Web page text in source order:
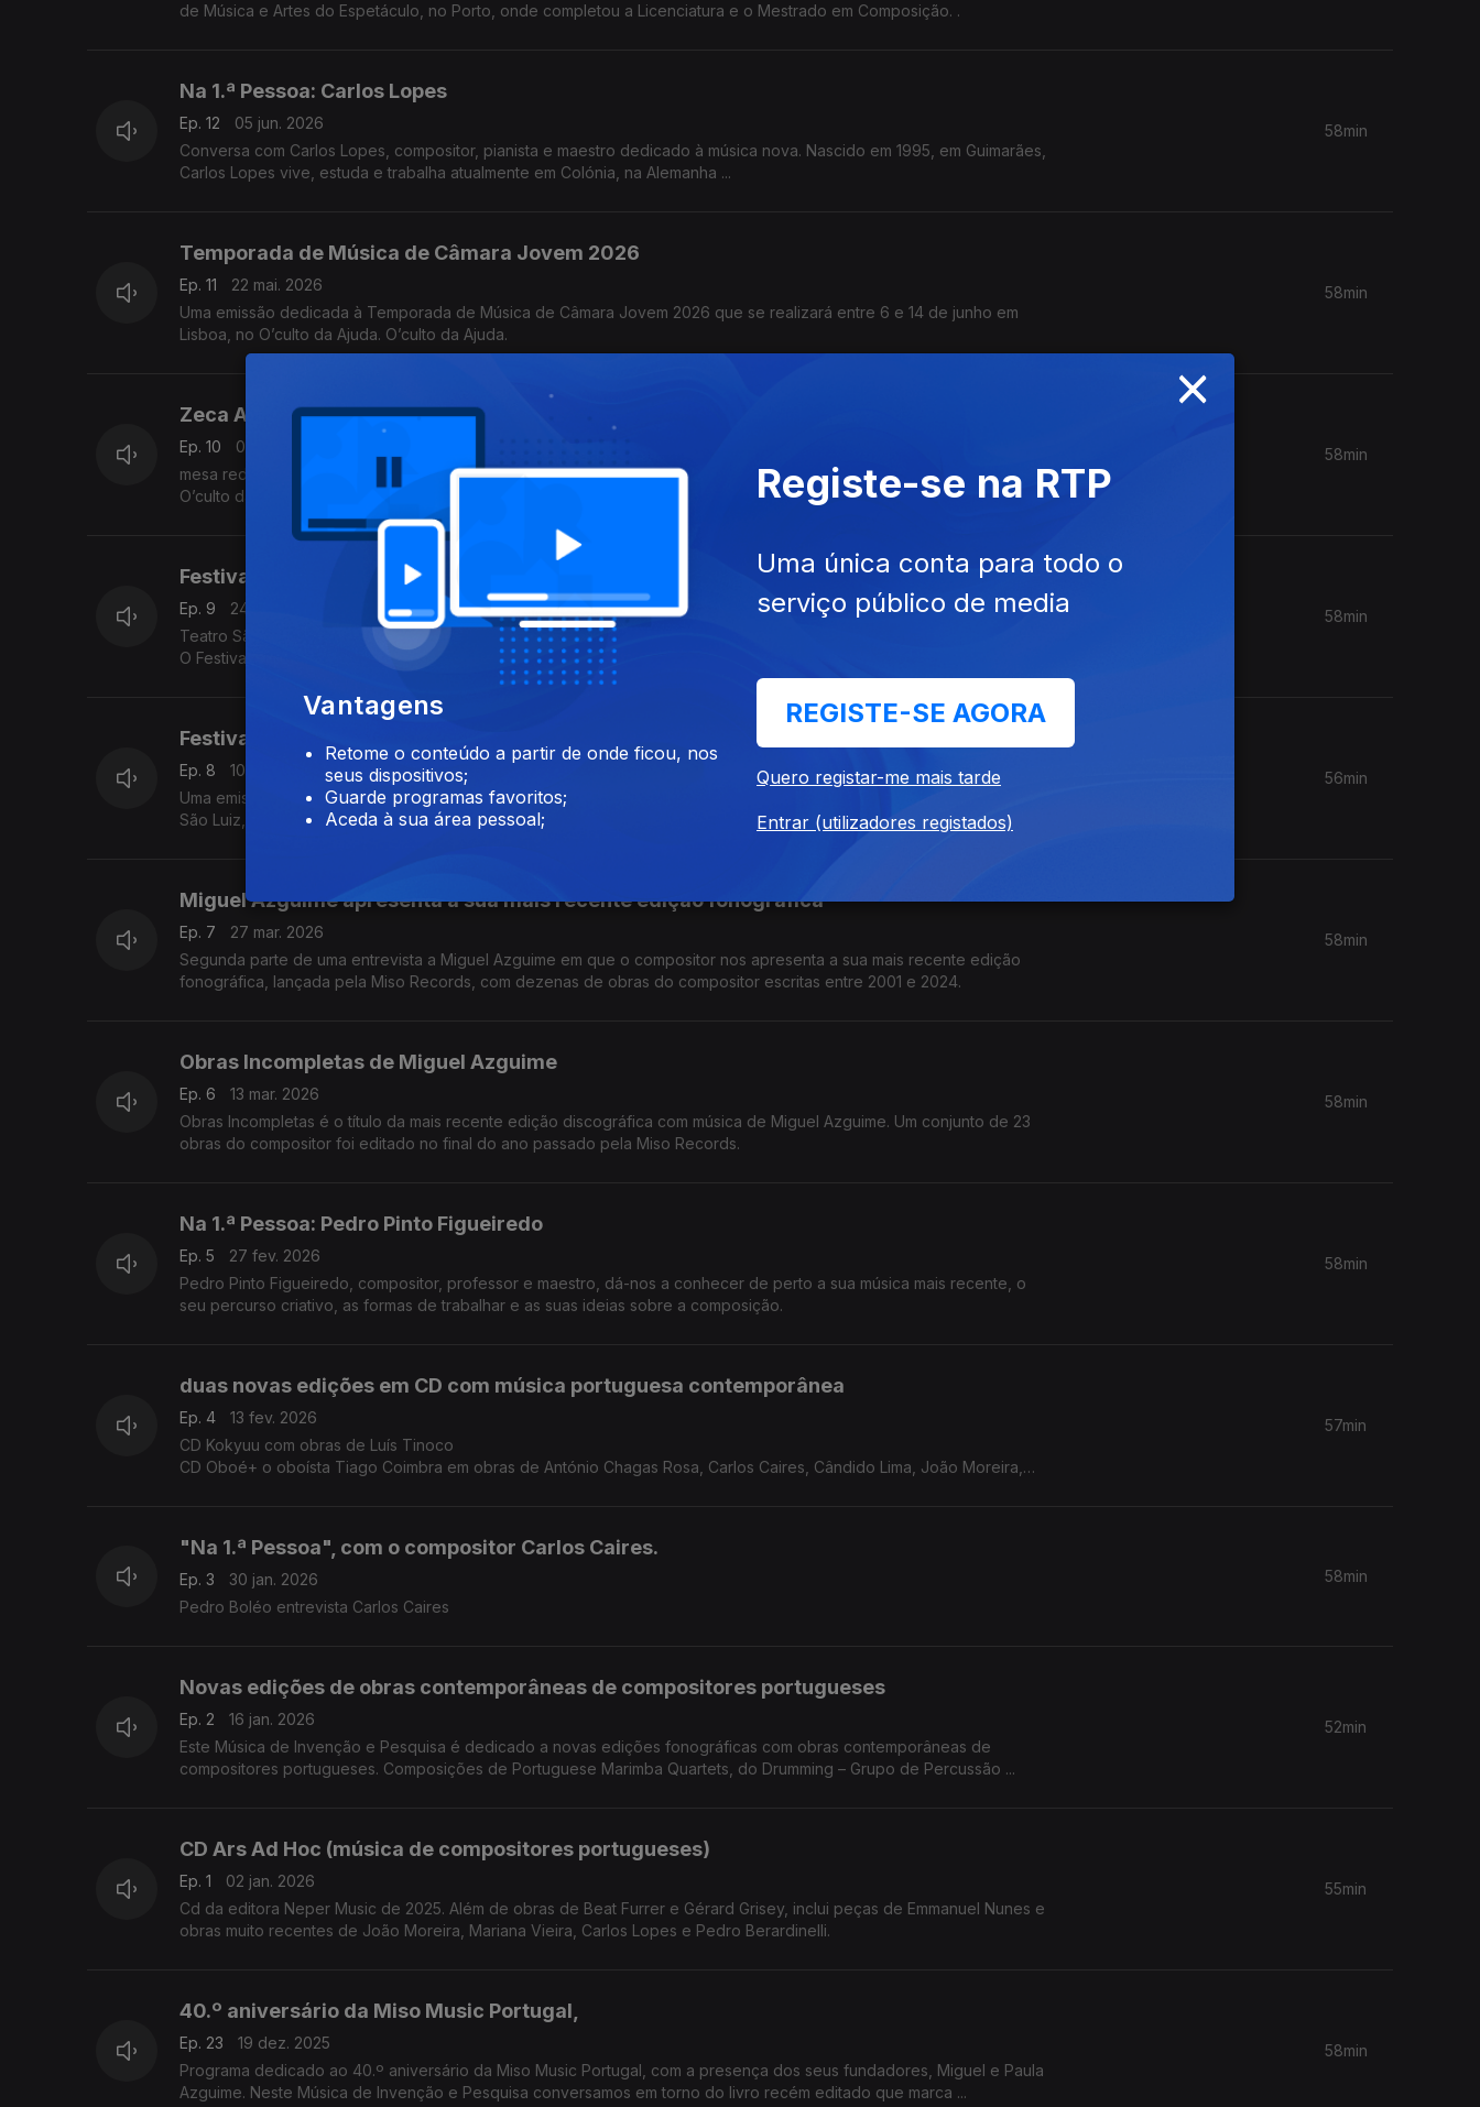
de Música e Artes do Espetáculo, no Porto, onde completou a Licenciatura e o Mestrado em Composição. .
Na 1.ª Pessoa: Carlos Lopes
Ep. 12
05 jun. 2026
Conversa com Carlos Lopes, compositor, pianista e maestro dedicado à música nova. Nascido em 1995, em Guimarães,
Carlos Lopes vive, estuda e trabalha atualmente em Colónia, na Alemanha ...
58min
Temporada de Música de Câmara Jovem 2026
Ep. 11
22 mai. 2026
Uma emissão dedicada à Temporada de Música de Câmara Jovem 2026 que se realizará entre 6 e 14 de junho em
Lisboa, no O’culto da Ajuda. O’culto da Ajuda.
58min
Zeca Afonso – Estudos Musicais para Dois Violoncelos
Ep. 10
08 mai. 2026
mesa redonda de lançamento de Zeca Afonso – Estudos Musicais para Dois Violoncelos realizada no dia 21 de abril no
O’culto da Ajuda, em Lisboa.
58min
Festival Música Viva 2026 — Insurgência (parte n.º 2)
Ep. 9
24 abr. 2026
Teatro São Luiz, em Lisboa, entre 28 de abril e 3 de maio.
O Festival Música Viva assume este ano a Insurgência como necessidade vital, num gesto político consciente "contra a
58min
Festival Música Viva 2026 — Insurgência (parte n.º 1)
Ep. 8
10 abr. 2026
Uma emissão dedicada ao 32º Festival Música Viva, que decorrerá este ano entre 28 de abril e 3 de maio no Teatro
São Luiz, em Lisboa. ...
56min
Miguel Azguime apresenta a sua mais recente edição fonográfica
Ep. 7
27 mar. 2026
Segunda parte de uma entrevista a Miguel Azguime em que o compositor nos apresenta a sua mais recente edição
fonográfica, lançada pela Miso Records, com dezenas de obras do compositor escritas entre 2001 e 2024.
58min
Obras Incompletas de Miguel Azguime
Ep. 6
13 mar. 2026
Obras Incompletas é o título da mais recente edição discográfica com música de Miguel Azguime. Um conjunto de 23
obras do compositor foi editado no final do ano passado pela Miso Records.
58min
Na 1.ª Pessoa: Pedro Pinto Figueiredo
Ep. 5
27 fev. 2026
Pedro Pinto Figueiredo, compositor, professor e maestro, dá-nos a conhecer de perto a sua música mais recente, o
seu percurso criativo, as formas de trabalhar e as suas ideias sobre a composição.
58min
duas novas edições em CD com música portuguesa contemporânea
Ep. 4
13 fev. 2026
CD Kokyuu com obras de Luís Tinoco
CD Oboé+ o oboísta Tiago Coimbra em obras de António Chagas Rosa, Carlos Caires, Cândido Lima, João Moreira,
57min
"Na 1.ª Pessoa", com o compositor Carlos Caires.
Ep. 3
30 jan. 2026
Pedro Boléo entrevista Carlos Caires
58min
Novas edições de obras contemporâneas de compositores portugueses
Ep. 2
16 jan. 2026
Este Música de Invenção e Pesquisa é dedicado a novas edições fonográficas com obras contemporâneas de
compositores portugueses. Composições de Portuguese Marimba Quartets, do Drumming – Grupo de Percussão ...
52min
CD Ars Ad Hoc (música de compositores portugueses)
Ep. 1
02 jan. 2026
Cd da editora Neper Music de 2025. Além de obras de Beat Furrer e Gérard Grisey, inclui peças de Emmanuel Nunes e
obras muito recentes de João Moreira, Mariana Vieira, Carlos Lopes e Pedro Berardinelli.
55min
40.º aniversário da Miso Music Portugal,
Ep. 23
19 dez. 2025
Programa dedicado ao 40.º aniversário da Miso Music Portugal, com a presença dos seus fundadores, Miguel e Paula
Azguime. Neste Música de Invenção e Pesquisa conversamos em torno do livro recém editado que marca ...
58min
×
Vantagens
Retome o conteúdo a partir de onde ficou, nos
seus dispositivos;
Guarde programas favoritos;
Aceda à sua área pessoal;
Registe-se na RTP
Uma única conta para todo o
serviço público de media
REGISTE-SE AGORA
Quero registar-me mais tarde
Entrar (utilizadores registados)